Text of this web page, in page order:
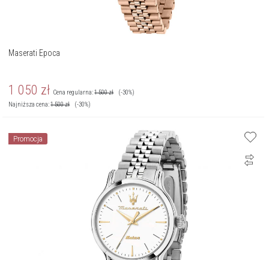
Maserati Epoca
1 050 zł Cena regularna:1 500zł
(-30%)
Najniższa cena:1 500zł (-30%)
Promocja